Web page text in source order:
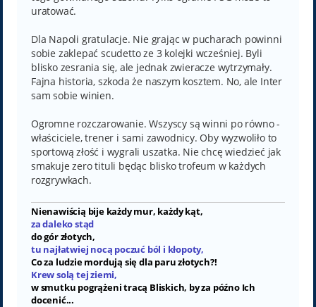
uratować.
Dla Napoli gratulacje. Nie grając w pucharach powinni
sobie zaklepać scudetto ze 3 kolejki wcześniej. Byli
blisko zesrania się, ale jednak zwieracze wytrzymały.
Fajna historia, szkoda że naszym kosztem. No, ale Inter
sam sobie winien.
Ogromne rozczarowanie. Wszyscy są winni po równo -
właściciele, trener i sami zawodnicy. Oby wyzwoliło to
sportową złość i wygrali uszatka. Nie chcę wiedzieć jak
smakuje zero tituli będąc blisko trofeum w każdych
rozgrywkach.
Nienawiścią bije każdy mur, każdy kąt,
za daleko stąd
do gór złotych,
tu najłatwiej nocą poczuć ból i kłopoty,
Co za ludzie mordują się dla paru złotych?!
Krew solą tej ziemi,
w smutku pogrążeni tracą Bliskich, by za późno Ich
docenić...